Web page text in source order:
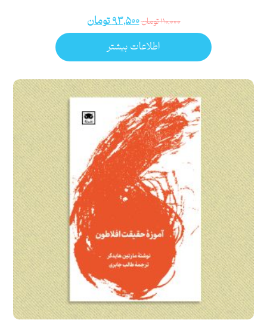
۱۱۰,۰۰۰تومان۹۳,۵۰۰تومان
اطلاعات بیشتر